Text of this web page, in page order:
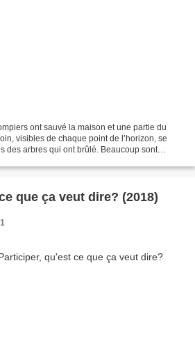
ont sauvé la maison et une partie du
visibles de chaque point de l’horizon, se
des arbres qui ont brûlé. Beaucoup sont
que ça veut dire? (2018)